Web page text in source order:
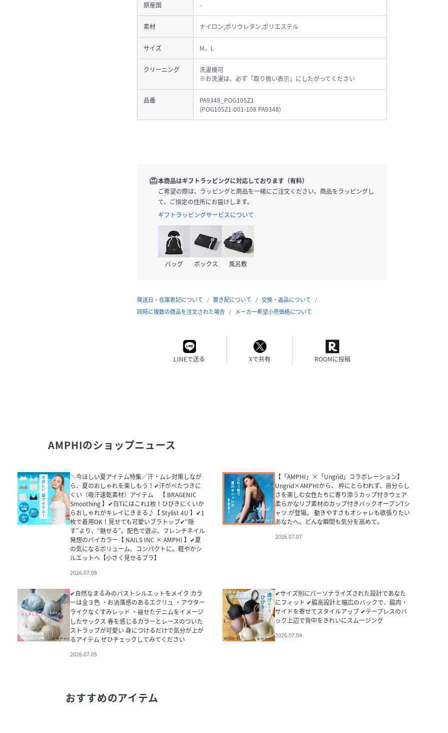
原産国 -
素材 ナイロン,ポリウレタン,ポリエステル
サイズ M、L
クリーニング
洗濯機可
※お洗濯は、必ず「取り扱い表示」にしたがってください
品番
PA9348_POG105Z1
(POG105Z1-001-108 PA9348)
redeem本商品はギフトラッピングに対応しております（有料）
ご希望の際は、ラッピングと商品を一緒にご注文ください。商品をラッピングし
て、ご指定の住所にお届けします。
ギフトラッピングサービスについて
バッグ ボックス 風呂敷
発送日・在庫表記について 置き配について
交換・返品について
同時に複数の商品を注文された場合
メーカー希望小売価格について
LINEで送る Xで共有 ROOMに投稿
AMPHIのショップニュース
＼今ほしい夏アイテム特集／汗・ムレ対策しなが
ら、夏のおしゃれを楽しもう！✔汗がべたつきに
くい（吸汗速乾素材）アイテム 【 BRAGENIC
Smoothing 】✔白Tにはこれ1枚！ひびきにくいか
らおしゃれがキレイにきまる♪【 Stylist 4U 】✔1
枚で着用OK！見せても可愛いブラトップ✔“隠
す”より、“魅せる”。配色で遊ぶ、フレンチネイル
発想のバイカラー【 NAILS INC × AMPHI 】✔夏
の気になるボリューム、コンパクトに。軽やかシ
ルエットへ【小さく見せるブラ】
2026.07.08
【「AMPHI」×「Ungrid」コラボレーション】
Ungrid×AMPHIから、 枠にとらわれず、自分らし
さを楽しむ女性たちに寄り添うカップ付きウェア
柔らかなリブ素材のカップ付きバックオープンTシ
ャツ が登場。 動きやすさもオシャレも欲張りたい
あなたへ。どんな瞬間も気分を高めて。
2026.07.07
✔自然なまるみのバストシルエットをメイク カラ
ーは全３色 ・お洒落感のあるエクリュ ・アウター
ライクなくすみレッド ・褪せたデニムをイメージ
したサックス 春を感じるカラーとレースのついた
ストラップが可愛い 身につけるだけで気分が上が
るアイテム ぜひチェックしてみてください
2026.07.05
✔サイズ別にパーソナライズされた設計であなた
にフィット ✔脇高設計と幅広のバックで、脇肉・
サイドを寄せてスタイルアップ ✔テープレスのバ
ック上辺で背中をきれいにスムージング
2026.07.04
おすすめのアイテム